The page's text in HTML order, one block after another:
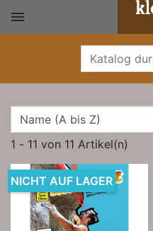

1 - 11 von 11 Artikel(n)
NICHT AUF LAGER